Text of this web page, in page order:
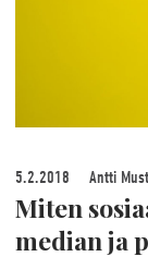
5.2.2018 Antti
Miten
median ja